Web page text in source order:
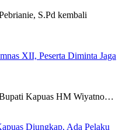
S.Pd kembali
XII, Peserta Diminta Jaga
Kapuas HM Wiyatno…
Diungkap, Ada Pelaku